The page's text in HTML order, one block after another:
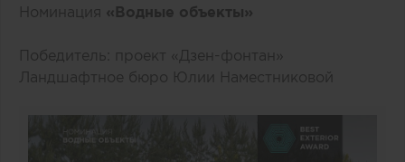
Номинация «Водные объекты»
Победитель: проект «Дзен-фонтан»
Ландшафтное бюро Юлии Наместниковой